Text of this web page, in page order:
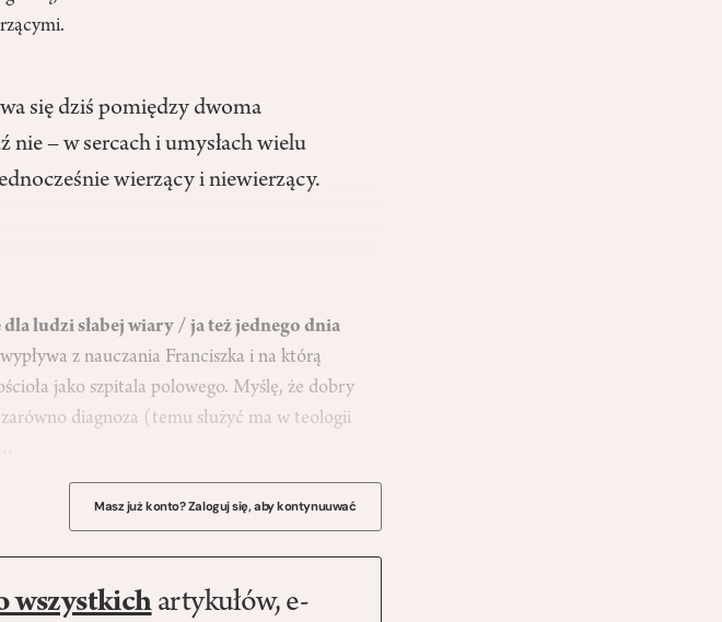
się dziś pomiędzy dwoma
nie – w sercach i umysłach wielu
wierzący i niewierzący.
ludzi słabej wiary / ja też jednego dnia
z nauczania Franciszka i na którą
jako szpitala polowego. Myślę, że dobry
diagnoza (temu służyć ma w teologii
Masz już konto? Zaloguj się, aby kontynuuwać
wszystkichartykułów, e-